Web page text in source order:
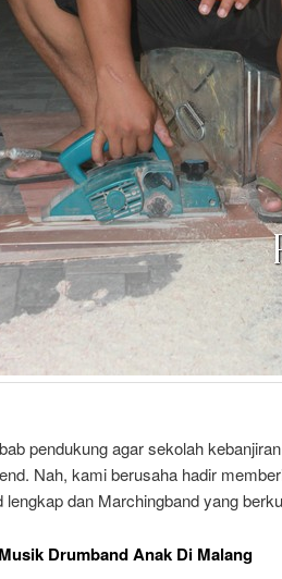
pendukung agar sekolah
Nah, kami berusaha hadir
lengkap dan Marchingband yang
Drumband Anak Di Malang